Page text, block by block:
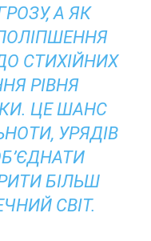
А ЯК
СТИХІЙНИХ
РІВНЯ
ЦЕ ШАНС
УРЯДІВ
БІЛЬШ
СВІТ.